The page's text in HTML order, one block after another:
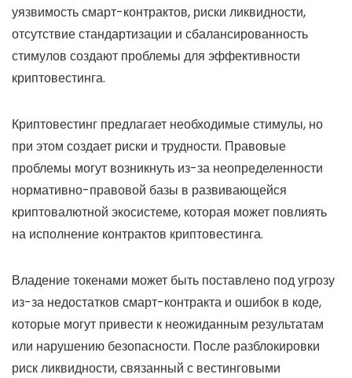
уязвимость смарт-контрактов, риски ликвидности,
отсутствие стандартизации и сбалансированность
стимулов создают проблемы для эффективности
криптовестинга.
Криптовестинг предлагает необходимые стимулы, но
при этом создает риски и трудности. Правовые
проблемы могут возникнуть из-за неопределенности
нормативно-правовой базы в развивающейся
криптовалютной экосистеме, которая может повлиять
на исполнение контрактов криптовестинга.
Владение токенами может быть поставлено под угрозу
из-за недостатков смарт-контракта и ошибок в коде,
которые могут привести к неожиданным результатам
или нарушению безопасности. После разблокировки
риск ликвидности, связанный с вестинговыми